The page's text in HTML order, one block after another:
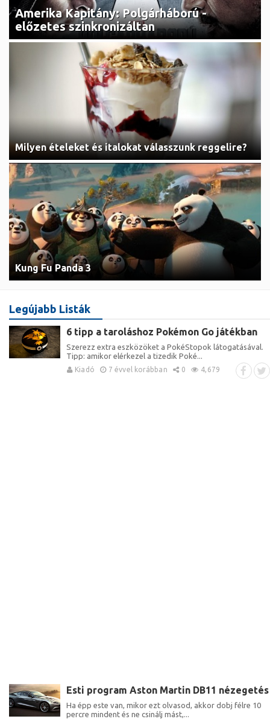
Amerika Kapitány: Polgárháború -
előzetes szinkronizáltan
Milyen ételeket és italokat válasszunk reggelire?
Kung Fu Panda 3
Legújabb Listák
6 tipp a taroláshoz Pokémon Go játékban
Szerezz extra eszközöket a PokéStopok látogatásával.
Tipp: amikor elérkezel a tizedik Poké...
Kiadó 7 évvel korábban 0 4,679
Esti program Aston Martin DB11 nézegetés
Ha épp este van, mikor ezt olvasod, akkor dobj félre 10
percre mindent és ne csinálj mást,...